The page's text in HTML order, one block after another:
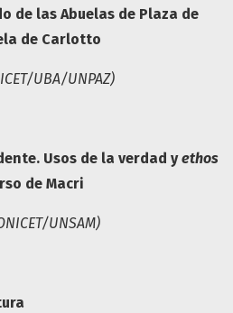
de las Abuelas de Plaza de
de Carlotto
UBA/UNPAZ)
Usos de la verdad yethos
de Macri
UNSAM)
2017